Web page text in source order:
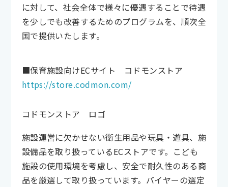
に対して、社会全体で様々に優遇することで待遇
を少しでも改善するためのプログラムを、順次全
国で提供いたします。
■保育施設向けECサイト コドモンストア
https://store.codmon.com/
コドモンストア ロゴ
施設運営に欠かせない衛生用品や玩具・遊具、施
設備品を取り扱っているECストアです。こども
施設の使用環境を考慮し、安全で耐久性のある商
品を厳選して取り扱っています。バイヤーの選定